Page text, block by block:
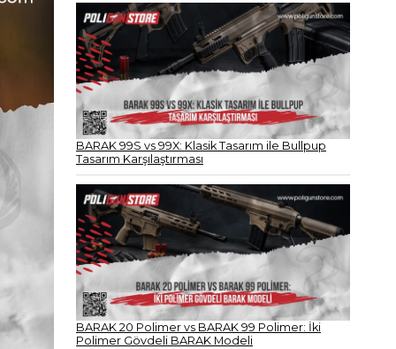
BARAK 99S vs 99X: Klasik Tasarım ile Bullpup
Tasarım Karşılaştırması
BARAK 20 Polimer vs BARAK 99 Polimer: İki
Polimer Gövdeli BARAK Modeli